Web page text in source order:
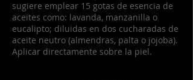
sugiere emplear 15 gotas de esencia de
aceites como: lavanda, manzanilla o
eucalipto; diluidas en dos cucharadas de
aceite neutro (almendras, palta o jojoba).
Aplicar directamente sobre la piel.